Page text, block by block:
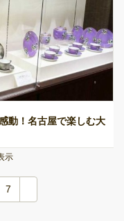
動！名古屋で楽しむ大
示
7